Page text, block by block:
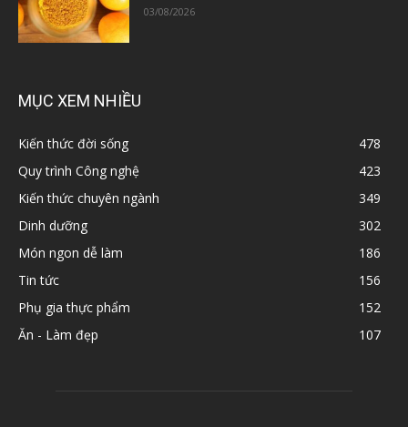
03/08/2026
MỤC XEM NHIỀU
Kiến thức đời sống
478
Quy trình Công nghệ
423
Kiến thức chuyên ngành
349
Dinh dưỡng
302
Món ngon dễ làm
186
Tin tức
156
Phụ gia thực phẩm
152
Ăn - Làm đẹp
107